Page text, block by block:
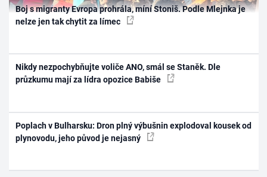
Boj s migranty Evropa prohrála, míní Stoniš. Podle Mlejnka je
nelze jen tak chytit za límec
Nikdy nezpochybňujte voliče ANO, smál se Staněk. Dle
průzkumu mají za lídra opozice Babiše
Poplach v Bulharsku: Dron plný výbušnin explodoval kousek od
plynovodu, jeho původ je nejasný